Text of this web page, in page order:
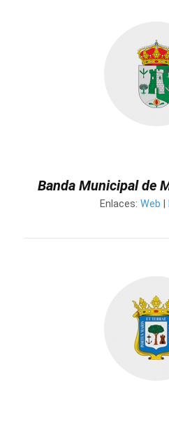
Banda Municipal de
Enlaces: Web